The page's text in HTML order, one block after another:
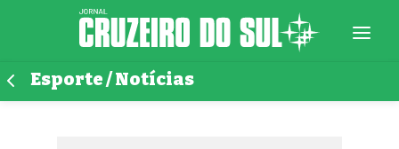
Esporte / Notícias